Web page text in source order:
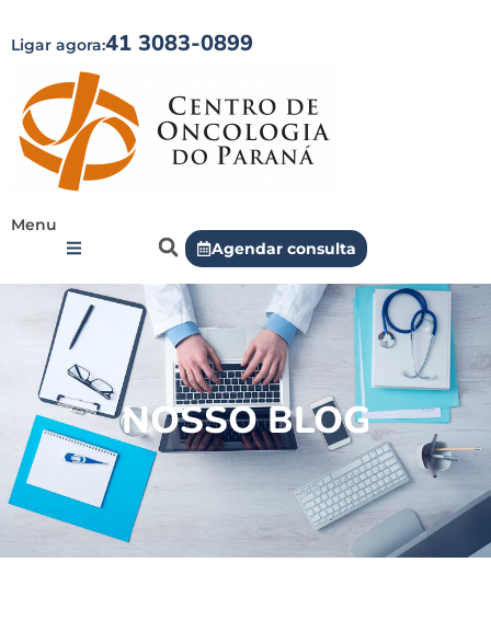
Ligar agora:41 3083-0899
Menu
Agendar consulta
NOSSO BLOG